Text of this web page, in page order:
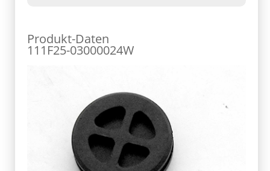
Produkt-Daten
111F25-03000024W